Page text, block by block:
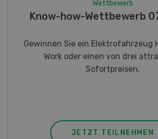
Fotorätsel 07-08/26
Gewinnen Sie eines von fünf LANDI
Taschenmessern
JETZT TEILNEHMEN